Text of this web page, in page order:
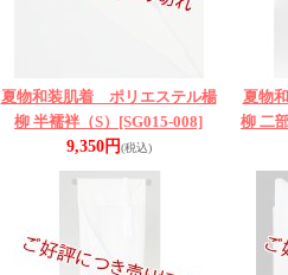
夏物和装肌着 ポリエステル楊
柳 半襦袢（S） [SG015-008]
9,350円(税込)
夏物
柳 二